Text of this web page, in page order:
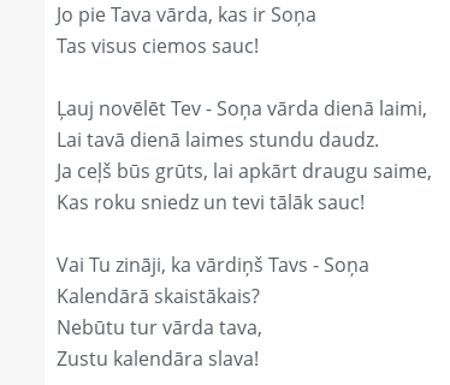
Jo pie Tava vārda, kas ir Soņa
Tas visus ciemos sauc!
Ļauj novēlēt Tev - Soņa vārda dienā laimi,
Lai tavā dienā laimes stundu daudz.
Ja ceļš būs grūts, lai apkārt draugu saime,
Kas roku sniedz un tevi tālāk sauc!
Vai Tu zināji, ka vārdiņš Tavs - Soņa
Kalendārā skaistākais?
Nebūtu tur vārda tava,
Zustu kalendāra slava!